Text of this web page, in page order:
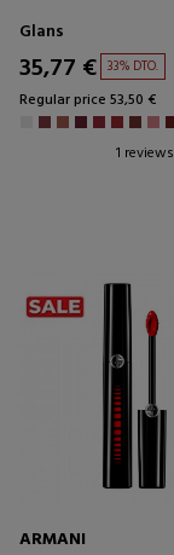
Glans
35,77 € 33% DTO.
Regular price 53,50 €
1 reviews
ARMANI